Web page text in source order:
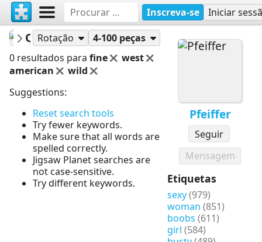
Inscreva-se Iniciar
Pfeiffer
Seguir
Mensagem
Etiquetas
sexy(979)
woman (851)
boobs (611)
girl (584)
Pfeiffer
Quebra-cabeças
Rotação
4-100 peças
0 resultados para fine
west
american
wild
Suggestions:
Reset search tools
Try fewer keywords.
Make sure that all words are
spelled correctly.
Jigsaw Planet searches are
not case-sensitive.
Try different keywords.